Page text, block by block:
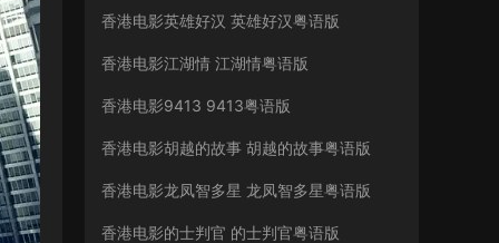
香港电影英雄好汉 英雄好汉粤语版
香港电影江湖情 江湖情粤语版
香港电影9413 9413粤语版
香港电影胡越的故事 胡越的故事粤语版
香港电影龙凤智多星 龙凤智多星粤语版
香港电影的士判官 的士判官粤语版